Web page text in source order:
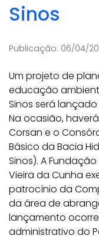
paraSinos
Publicação: 06/04/
Um projeto de
educação
Sinos será
Na ocasião,
Corsan e o
Básico da Bacia
Sinos). A
Vieira da Cunha
patrocínio da
da área de
lançamento
administrativo do